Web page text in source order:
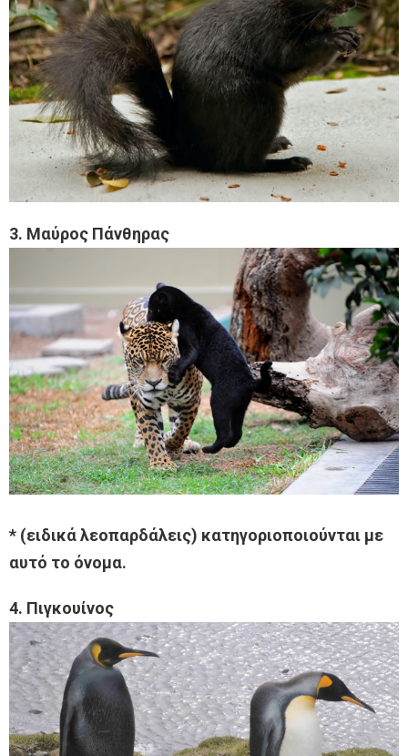
3. Μαύρος Πάνθηρας
* (ειδικά λεοπαρδάλεις) κατηγοριοποιούνται με
αυτό το όνομα.
4. Πιγκουίνος